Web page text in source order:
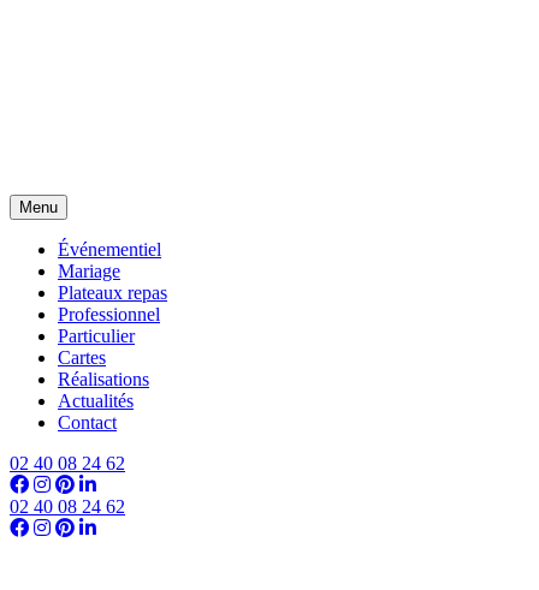
Menu
Événementiel
Mariage
Plateaux repas
Professionnel
Particulier
Cartes
Réalisations
Actualités
Contact
02 40 08 24 62
02 40 08 24 62